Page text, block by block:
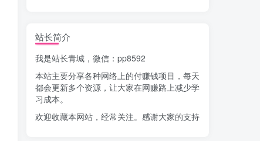
站长简介
我是站长青城，微信：pp8592
本站主要分享各种网络上的付赚钱项目，每天
都会更新多个资源，让大家在网赚路上减少学
习成本。
欢迎收藏本网站，经常关注。感谢大家的支持